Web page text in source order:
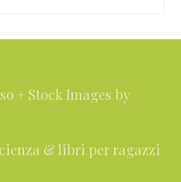
+ Stock Images by
& libri per ragazzi